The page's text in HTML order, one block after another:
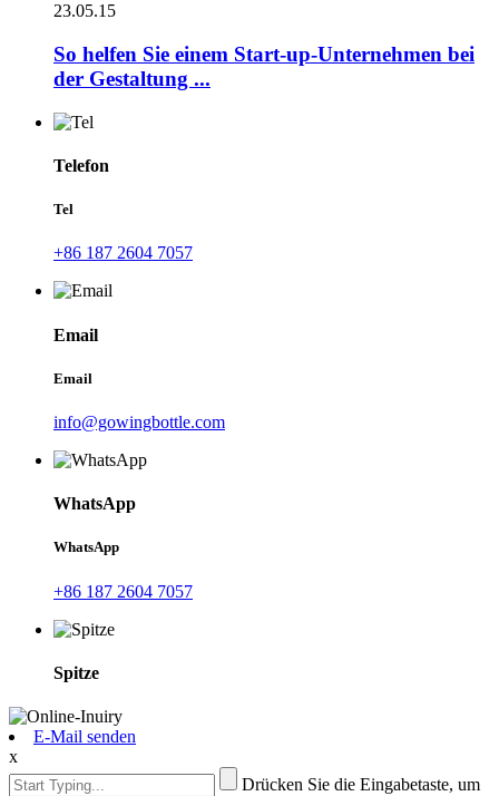
23.05.15
So helfen Sie einem Start-up-Unternehmen bei
der Gestaltung ...
Telefon
Tel
+86 187 2604 7057
Email
Email
info@gowingbottle.com
WhatsApp
WhatsApp
+86 187 2604 7057
Spitze
E-Mail senden
x
Drücken Sie die Eingabetaste, um